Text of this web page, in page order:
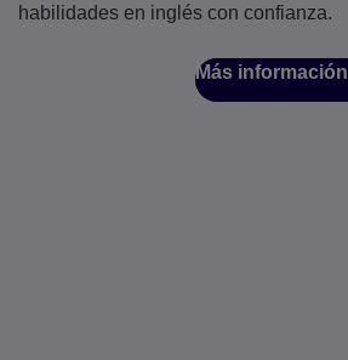
habilidades en inglés con confianza.
Más información